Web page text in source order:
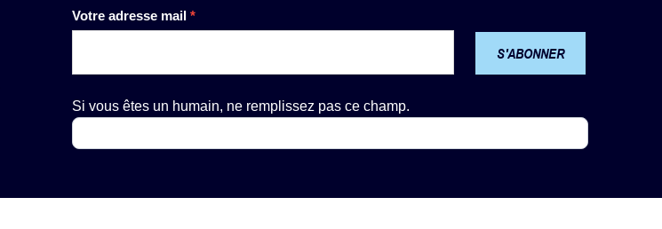
Votre adresse mail *
S'ABONNER
Si vous êtes un humain, ne remplissez pas ce champ.